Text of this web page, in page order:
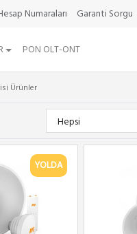
Numaraları Garanti Sorgu
PON OLT-ONT
Ürünler
YOLDA